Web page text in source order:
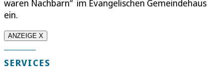
waren Nachbarn“ im Evangelischen Gemeindehaus
ein.
ANZEIGE X
SERVICES